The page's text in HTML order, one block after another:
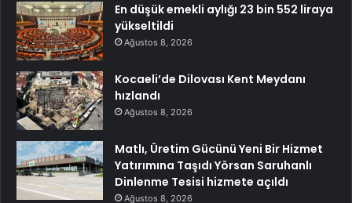
En düşük emekli aylığı 23 bin 552 liraya
yükseltildi
Ağustos 8, 2026
Kocaeli’de Dilovası Kent Meydanı
hızlandı
Ağustos 8, 2026
Matlı, Üretim Gücünü Yeni Bir Hizmet
Yatırımına Taşıdı Yörsan Saruhanlı
Dinlenme Tesisi hizmete açıldı
Ağustos 8, 2026